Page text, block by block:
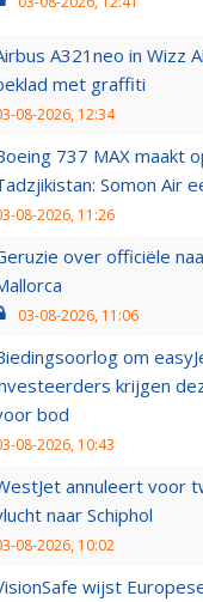
A321neo in Wizz
met graffiti
08-2026, 12:34
737 MAX maakt
Somon Air
08-2026, 11:26
over officiële
03-08-2026, 11:06
om
krijgen
bod
08-2026, 10:43
annuleert voor
naar Schiphol
08-2026, 10:02
wijst